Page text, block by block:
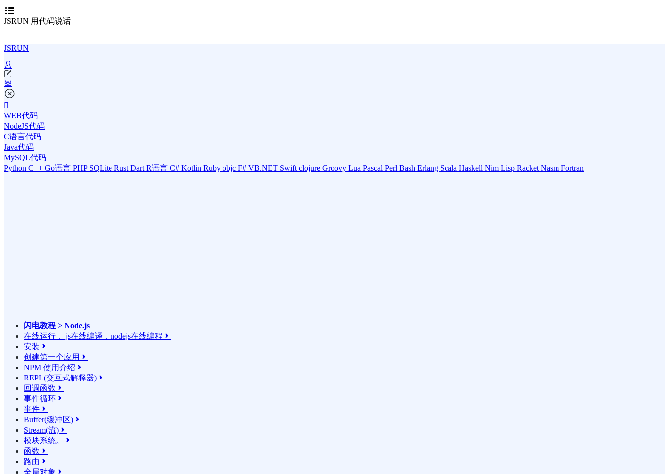
JSRUN 用代码说话
JSRUN
WEB代码
NodeJS代码
C语言代码
Java代码
MySQL代码
Python C++ Go语言 PHP SQLite Rust Dart R语言 C# Kotlin Ruby objc F# VB.NET Swift clojure Groovy Lua Pascal Perl Bash Erlang Scala Haskell Nim Lisp Racket Nasm Fortran
闪电教程 > Node.js
在线运行， js在线编译，nodejs在线编程 
安装 
创建第一个应用 
NPM 使用介绍 
REPL(交互式解释器) 
回调函数 
事件循环 
事件 
Buffer(缓冲区) 
Stream(流) 
模块系统。 
函数 
路由 
全局对象 